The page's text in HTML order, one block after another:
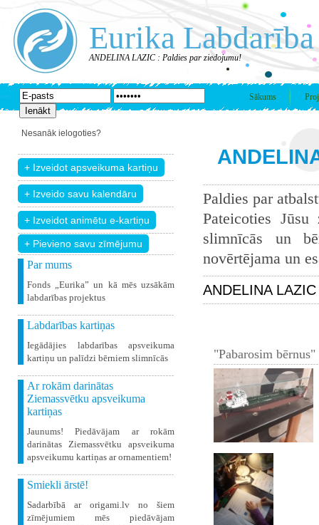
Eurika Labdarība
ANDELINA LAZIC : Paldies par ziedojumu!
Sākums
Nesanāk ielogoties?
+ Pievieno savu zīmējumu
Par mums
Fonds „Eurika” un kā mēs uzsākām
labdarības projektus
Labdarības kartiņas
Iegādājies labdarības apsveikuma
kartiņu un palīdzi bērniem slimnīcās
Ar rokām darinātas
Ziemassvētku apsveikuma
kartiņas
Jaunums! Piedāvājam ar rokām
darinātas Ziemassvētku apsveikuma
apsveikumu kartiņas ar ornamentiem!
Smiekli ārstē!
Sadarbībā ar origami.lv no šiem
zīmējumiem mēs piedāvājam
Paldies par
Pateicoties
slimnīcās un
novērtējama un
ANDELINA
"Pabarosim